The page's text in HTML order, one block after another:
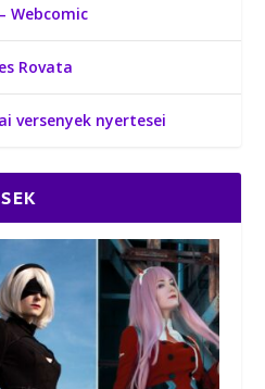
Webcomic
Rovata
versenyek nyertesei